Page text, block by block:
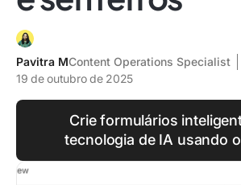
Pavitra MContent Operations Specialist
19 de outubro de 2025
Crie formulários
tecnologia de IA usando